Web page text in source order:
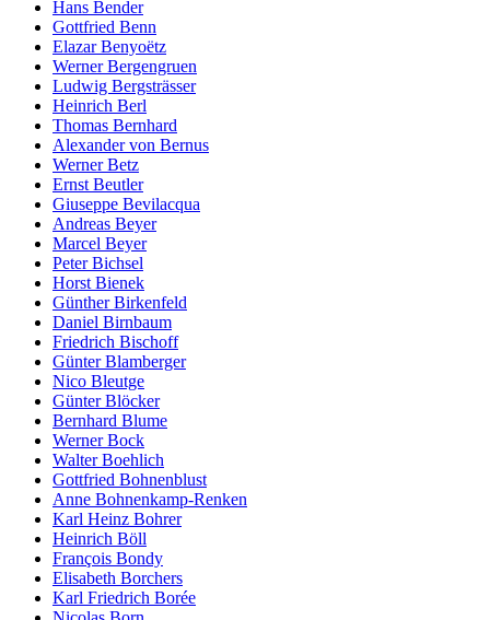
Hans Bender
Gottfried Benn
Elazar Benyoëtz
Werner Bergengruen
Ludwig Bergsträsser
Heinrich Berl
Thomas Bernhard
Alexander von Bernus
Werner Betz
Ernst Beutler
Giuseppe Bevilacqua
Andreas Beyer
Marcel Beyer
Peter Bichsel
Horst Bienek
Günther Birkenfeld
Daniel Birnbaum
Friedrich Bischoff
Günter Blamberger
Nico Bleutge
Günter Blöcker
Bernhard Blume
Werner Bock
Walter Boehlich
Gottfried Bohnenblust
Anne Bohnenkamp-Renken
Karl Heinz Bohrer
Heinrich Böll
François Bondy
Elisabeth Borchers
Karl Friedrich Borée